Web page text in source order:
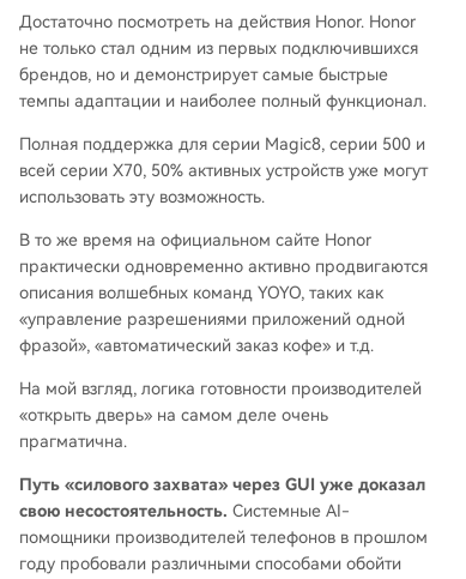
Достаточно посмотреть на действия Honor. Honor
не только стал одним из первых подключившихся
брендов, но и демонстрирует самые быстрые
темпы адаптации и наиболее полный функционал.
Полная поддержка для серии Magic8, серии 500 и
всей серии X70, 50% активных устройств уже могут
использовать эту возможность.
В то же время на официальном сайте Honor
практически одновременно активно продвигаются
описания волшебных команд YOYO, таких как
«управление разрешениями приложений одной
фразой», «автоматический заказ кофе» и т.д.
На мой взгляд, логика готовности производителей
«открыть дверь» на самом деле очень
прагматична.
Путь «силового захвата» через GUI уже доказал
свою несостоятельность. Системные AI-
помощники производителей телефонов в прошлом
году пробовали различными способами обойти